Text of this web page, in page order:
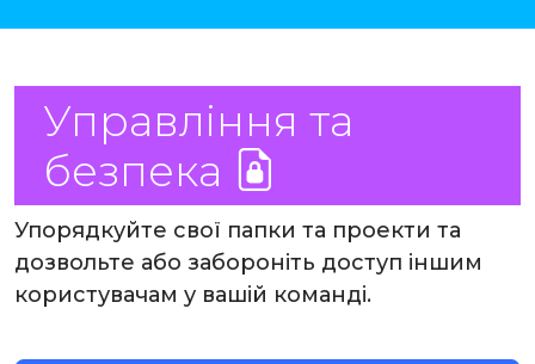
Управління та
безпека
Упорядкуйте свої папки та проекти та
дозвольте або забороніть доступ іншим
користувачам у вашій команді.